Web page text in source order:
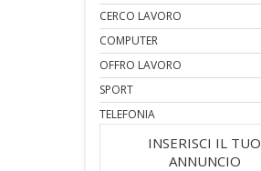
CERCO LAVORO
COMPUTER
OFFRO LAVORO
SPORT
TELEFONIA
INSERISCI IL TUO
ANNUNCIO